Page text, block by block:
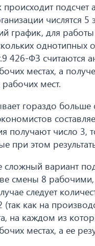
подсчет
числятся
график, для
426-ФЗ
местах, а
мест.
гораздо больше
получают число
при этом
вариант
смены 8
следует
(так как на
на каждом из
местах, а ее